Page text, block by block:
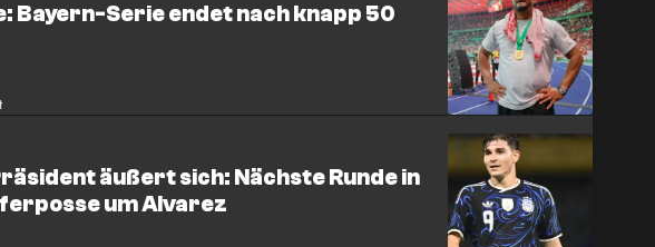
Bayern-Serie endet nach knapp 50
äußert sich: Nächste Runde in
um Alvarez